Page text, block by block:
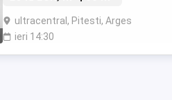
ultracentral, Pitesti, Arges
ieri 14:30